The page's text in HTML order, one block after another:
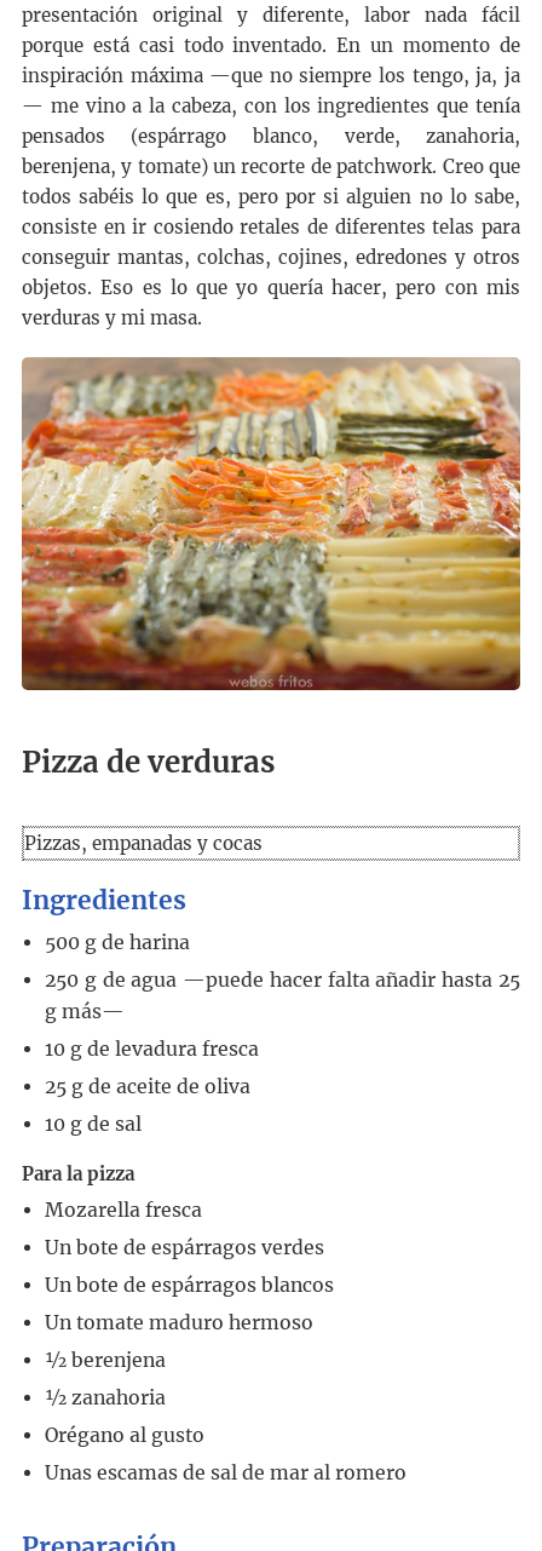
presentación original y diferente, labor nada fácil
porque está casi todo inventado. En un momento de
inspiración máxima —que no siempre los tengo, ja, ja
— me vino a la cabeza, con los ingredientes que tenía
pensados (espárrago blanco, verde, zanahoria,
berenjena, y tomate) un recorte de patchwork. Creo que
todos sabéis lo que es, pero por si alguien no lo sabe,
consiste en ir cosiendo retales de diferentes telas para
conseguir mantas, colchas, cojines, edredones y otros
objetos. Eso es lo que yo quería hacer, pero con mis
verduras y mi masa.
Pizza de verduras
Pizzas, empanadas y cocas
Ingredientes
500 g de harina
250 g de agua —puede hacer falta añadir hasta 25
g más—
10 g de levadura fresca
25 g de aceite de oliva
10 g de sal
Para la pizza
Mozarella fresca
Un bote de espárragos verdes
Un bote de espárragos blancos
Un tomate maduro hermoso
½ berenjena
½ zanahoria
Orégano al gusto
Unas escamas de sal de mar al romero